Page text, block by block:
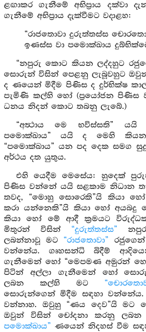
ළඟාකර ගැනීමේ අභිප්‍රාය දක්වා
ගැනීමේ අභිප්‍රාය දැක්වීමට වදාළහ:
“රාජතොවා දුරුත්තස්ස
ඉණස්ස වා පමොක්ඛාය
“නපුරු කොට කියන ලද්දහුට
සොරුන් විසින් පෙළනු ලැබූවහුට
ද ණයෙන් මිදීම පිණිස ද දුර්භික්ෂ
පැමිණි කල්හි හෝ (ප්‍රයෝජන පිණිස
ධනය නිදන් කොට තබනු ලැබේ.)
“අත්‍ථාය මෙ භවිස්සති”
පමොක්ඛාය” යයි ද මෙහි කියන
“පමොක්ඛාය” යන පද දෙක සමග
අර්ථය දත යුතුය.
එහි යෙදීම මෙසේය: හුදෙක්
පිණිස වන්නේ යයි සළකාම නිධාන
තවද, “මොහු සොරෙකි”යි කියා
කරා යන්නෙකි”යි කියා හෝ අයබදු
කියා හෝ මේ ආදී ක්‍රමයට
මිතුරන් විසින් “දුරුත්තස්ස”
ලබන්නාවූ මට “රාජතොවා”
වන්නේය. ගෘහසන්ධි බිදීම්
ගැනීමෙන් හෝ “මෙපමණ අමුරන්
පිටින් අල්ලා ගැනීමෙන් හෝ
ලබන කල්හි මට
සොරුන්ගෙන් මිදීම සඳහා
වන්නාහ. ඔවුහු “ණය දෙව”යි මට
ඔවුන් විසින් චෝදනා කරනු
පමොක්ඛාය” ණයෙන් නිදහස් වීම